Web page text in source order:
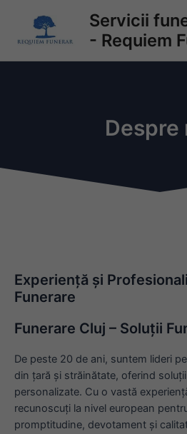
content
Servicii
- Requiem
Despre
Experiență și
Funerare
Funerare Cluj – Soluții
De peste 20 de ani, suntem lideri
din țară și străinătate, oferind
personalizate. Cu o vastă
recunoscuți la nivel european
promptitudine, devotament și